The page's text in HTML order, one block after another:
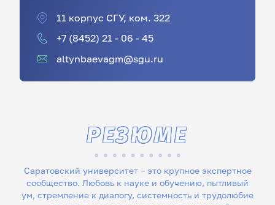
11 корпус СГУ, ком. 322
+7 (8452) 21 - 06 - 45
altynbaevagm@sgu.ru
Саратовский университет – это крупное экспертное
сообщество. Любовь к науке и обучению, пытливый
ум, стремление к диалогу, системность и трудолюбие
РЕЗЮМЕ